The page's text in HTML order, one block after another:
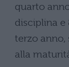
quarto
disciplina e
terzo anno,
alla